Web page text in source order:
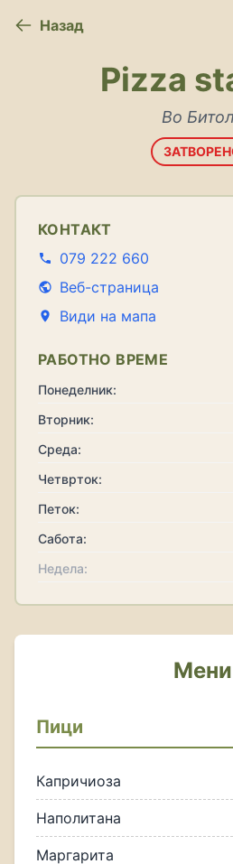
Назад
Pizza
Во
КОНТАКТ
079 222 660
Веб-страница
Види на мапа
РАБОТНО ВРЕМЕ
Понеделник:
Вторник:
Среда:
Четврток:
Петок:
Сабота:
Недела:
Мени
Пици
Капричиоза
Наполитана
Маргарита